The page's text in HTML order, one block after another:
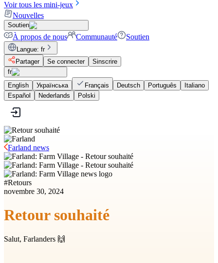
Voir tous les mini-jeux
Nouvelles
Soutien
À propos de nous Communauté Soutien
Langue: fr
Partager
Se connecter
Sinscrire
fr
English
Українська Français Deutsch Português
Italiano
Español
Nederlands Polski
Farland news
#Retours
novembre 30, 2024
Retour souhaité
Salut, Farlanders 🙌